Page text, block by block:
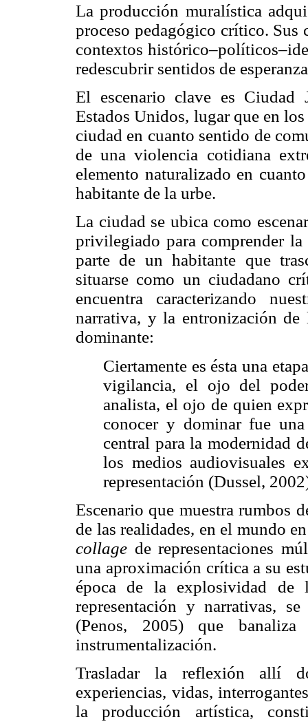
La producción muralística
proceso pedagógico crítico. Sus
contextos
redescubrir sentidos de
El escenario clave es Ciudad
Estados Unidos, lugar que en
ciudad en cuanto sentido de
de una violencia cotidiana
elemento naturalizado en
habitante de la urbe.
La ciudad se ubica como
privilegiado para comprender
parte de un habitante que
situarse como un ciudadano
encuentra caracterizando
narrativa, y la entronización de
dominante:
Ciertamente es ésta una
vigilancia, el ojo del
analista, el ojo de quien
conocer y dominar fue
central para la modernidad
los medios audiovisuales
representación (Dussel,
Escenario que muestra rumbos
de las realidades, en el mundo
collage de representaciones
una aproximación crítica a su
época de la explosividad de
representación y narrativas,
(Penos, 2005) que
instrumentalización.
Trasladar la reflexión allí
experiencias, vidas,
la producción artística,